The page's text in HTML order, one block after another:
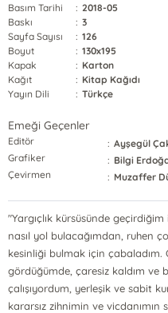
Basım Tarihi
: 2018-05
Baskı
: 3
Sayfa Sayısı
: 126
Boyut
: 130x195
Kapak
: Karton
Kağıt
: Kitap Kağıdı
Yayın Dili
: Türkçe
Emeği Geçenler
Editör : Ayşegül
Grafiker
: Bilgi
Çevirmen
: Muzaffer
"Yargıçlık kürsüsünde
nasıl yol bulacağımdan, ruhen
kesinliği bulmak için
gördüğümde, çaresiz kaldım ve
çalışıyordum, yerleşik ve sabit
kararsız zihnimin ve vicdanımın